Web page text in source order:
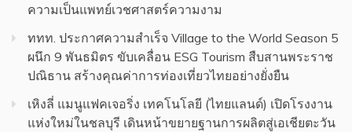
ความเป็นแพทย์เวชศาสตร์ความงาม
ททท. ประกาศความสำเร็จ Village to the World Season 5
ผนึก 9 พันธมิตร ขับเคลื่อน ESG Tourism สืบสานพระราช
ปณิธาน สร้างคุณค่าการท่องเที่ยวไทยอย่างยั่งยืน
เหิงลี่ แมนูแฟคเจอริ่ง เทคโนโลยี (ไทยแลนด์) เปิดโรงงาน
แห่งใหม่ในชลบุรี เดินหน้าขยายฐานการผลิตสู่เอเชียตะวัน